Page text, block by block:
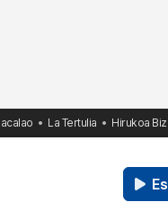
La Tertulia Hirukoa